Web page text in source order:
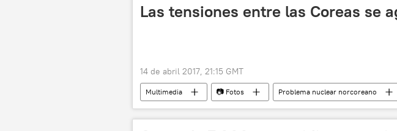
Las tensiones entre las Coreas se
14 de abril 2017, 21:15 GMT
Multimedia 📷 Fotos Problema nuclear norcoreano
Corea del Norte
mar del Sur de China
THAAD (sistemas